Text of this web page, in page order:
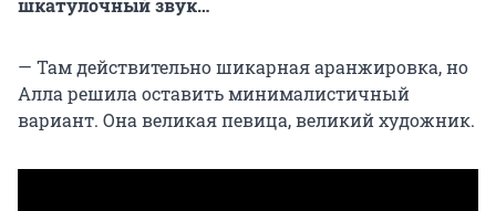
шкатулочный звук…
— Там действительно шикарная аранжировка, но
Алла решила оставить минималистичный
вариант. Она великая певица, великий художник.